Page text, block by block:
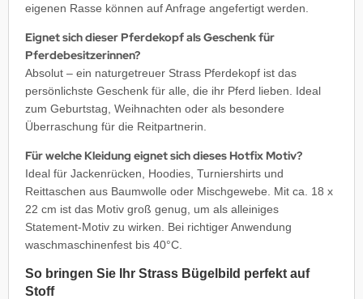
eigenen Rasse können auf Anfrage angefertigt werden.
Eignet sich dieser Pferdekopf als Geschenk für
Pferdebesitzerinnen?
Absolut – ein naturgetreuer Strass Pferdekopf ist das
persönlichste Geschenk für alle, die ihr Pferd lieben. Ideal
zum Geburtstag, Weihnachten oder als besondere
Überraschung für die Reitpartnerin.
Für welche Kleidung eignet sich dieses Hotfix Motiv?
Ideal für Jackenrücken, Hoodies, Turniershirts und
Reittaschen aus Baumwolle oder Mischgewebe. Mit ca. 18 x
22 cm ist das Motiv groß genug, um als alleiniges
Statement-Motiv zu wirken. Bei richtiger Anwendung
waschmaschinenfest bis 40°C.
So bringen Sie Ihr Strass Bügelbild perfekt auf
Stoff